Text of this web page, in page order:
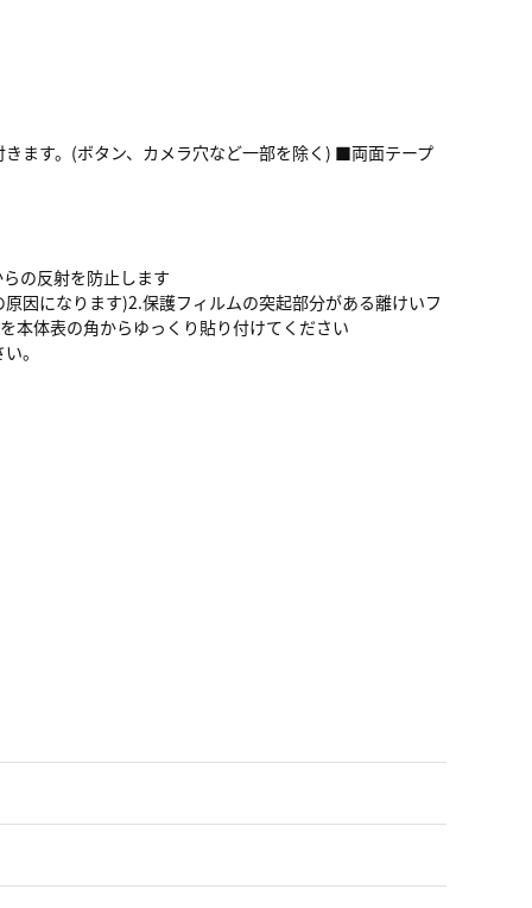
ます。(ボタン、カメラ穴など一部を除く) ■両面テープ
の反射を防止します
因になります)2.保護フィルムの突起部分がある離けいフ
本体表の角からゆっくり貼り付けてください
。